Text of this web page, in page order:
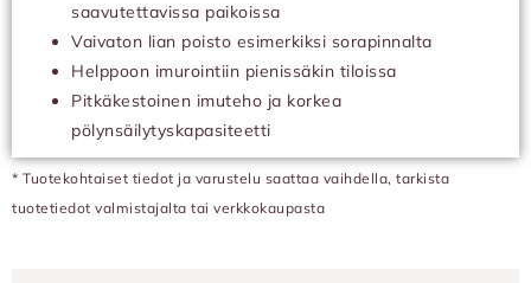
saavutettavissa paikoissa
Vaivaton lian poisto esimerkiksi sorapinnalta
Helppoon imurointiin pienissäkin tiloissa
Pitkäkestoinen imuteho ja korkea
pölynsäilytyskapasiteetti
* Tuotekohtaiset tiedot ja varustelu saattaa vaihdella, tarkista
tuotetiedot valmistajalta tai verkkokaupasta